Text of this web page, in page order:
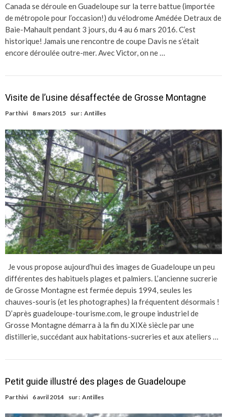
Canada se déroule en Guadeloupe sur la terre battue (importée
de métropole pour l’occasion!) du vélodrome Amédée Detraux de
Baie-Mahault pendant 3 jours, du 4 au 6 mars 2016. C’est
historique! Jamais une rencontre de coupe Davis ne s’était
encore déroulée outre-mer. Avec Victor, on ne …
Visite de l’usine désaffectée de Grosse Montagne
Parthivi 8 mars 2015 sur : Antilles
Je vous propose aujourd’hui des images de Guadeloupe un peu
différentes des habituels plages et palmiers. L’ancienne sucrerie
de Grosse Montagne est fermée depuis 1994, seules les
chauves-souris (et les photographes) la fréquentent désormais !
D’après guadeloupe-tourisme.com, le groupe industriel de
Grosse Montagne démarra à la fin du XIXè siècle par une
distillerie, succédant aux habitations-sucreries et aux ateliers …
Petit guide illustré des plages de Guadeloupe
Parthivi 6 avril 2014 sur : Antilles